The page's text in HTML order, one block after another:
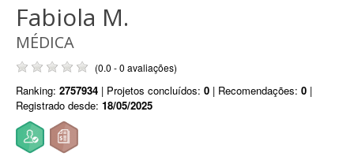
Fabiola M.
MÉDICA
(0.0 - 0 avaliações)
Ranking: 2757934 | Projetos concluídos: 0 | Recomendações: 0 |
Registrado desde: 18/05/2025